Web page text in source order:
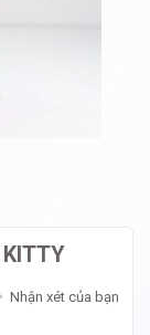
KITTY
Nhận xét của bạn